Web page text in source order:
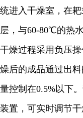
统进入干燥室，在
层，与60-80℃的热
干燥过程采用负压
燥后的成品通过出
量控制在0.5%以下
装置，可实时调节